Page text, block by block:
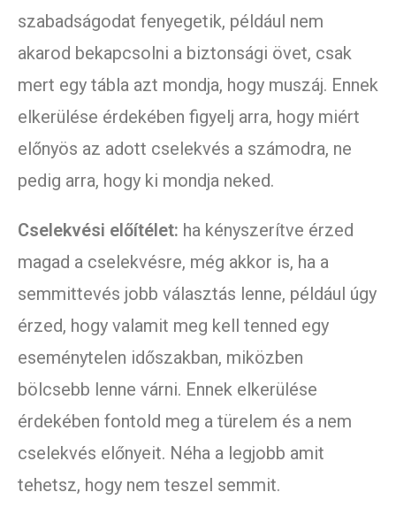
szabadságodat fenyegetik, például nem
akarod bekapcsolni a biztonsági övet, csak
mert egy tábla azt mondja, hogy muszáj. Ennek
elkerülése érdekében figyelj arra, hogy miért
előnyös az adott cselekvés a számodra, ne
pedig arra, hogy ki mondja neked.
Cselekvési előítélet: ha kényszerítve érzed
magad a cselekvésre, még akkor is, ha a
semmittevés jobb választás lenne, például úgy
érzed, hogy valamit meg kell tenned egy
eseménytelen időszakban, miközben
bölcsebb lenne várni. Ennek elkerülése
érdekében fontold meg a türelem és a nem
cselekvés előnyeit. Néha a legjobb amit
tehetsz, hogy nem teszel semmit.